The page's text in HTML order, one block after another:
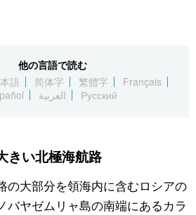
公式SNS
他の言語で読む
語 简体字 繁體字
Français
العربية Русский
きい北極海航路
の大部分を領海内に含むロシアの
バヤゼムリャ島の南端にあるカラ